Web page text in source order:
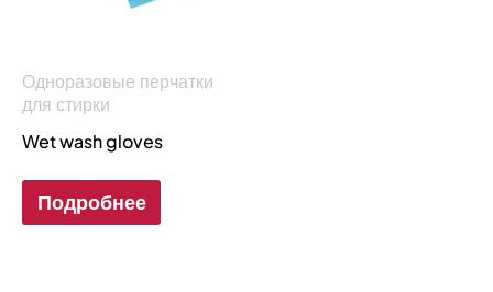
Одноразовые перчатки
для стирки
Wet wash gloves
Подробнее